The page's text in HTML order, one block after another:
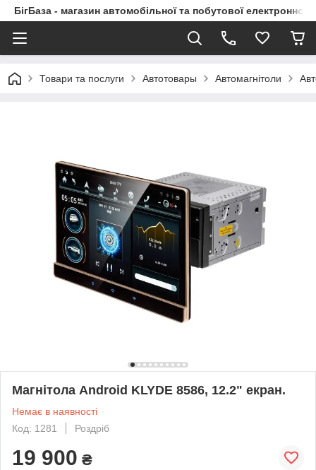
БігБаза - магазин автомобільної та побутової електронної
Товари та послуги Автотовары Автомагнітоли
Магнітола Android KLYDE 8586, 12.2" екран.
Немає в наявності
Код: 1281
Роздріб
19 900 ₴